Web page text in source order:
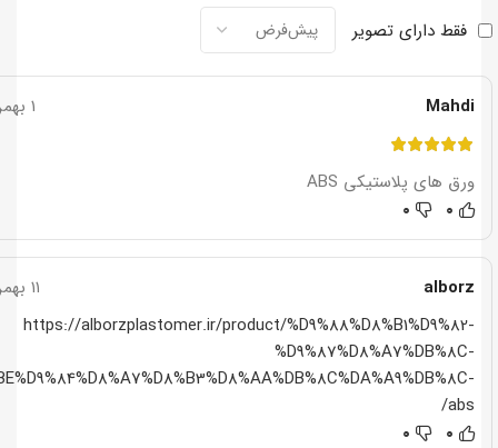
فقط دارای تصویر
Mahdi ۱ بهمن ۱۳۹۷
ورق های پلاستیکی ABS
۰
۰
alborz
۱۱ بهمن ۱۳۹۷
https://alborzplastomer.ir/product/%D9%88%D8%B1%D9%82-
%D9%87%D8%A7%DB%8C-
abs/
۰
۰